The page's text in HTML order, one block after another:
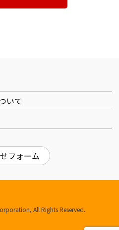
いて
フォーム
All Rights Reserved.